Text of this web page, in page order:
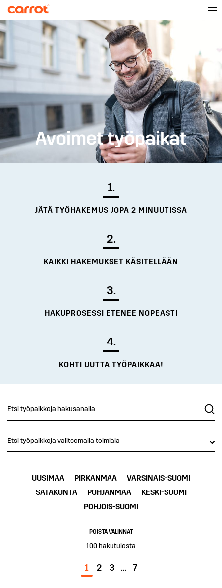
Avoimet työpaikat
1.
JÄTÄ TYÖHAKEMUS JOPA 2 MINUUTISSA
2.
KAIKKI HAKEMUKSET KÄSITELLÄÄN
3.
HAKUPROSESSI ETENEE NOPEASTI
4.
KOHTI UUTTA TYÖPAIKKAA!
Etsi työpaikkoja valitsemalla toimiala
UUSIMAA PIRKANMAA
VARSINAIS-SUOMI
SATAKUNTA
POHJANMAA
KESKI-SUOMI
POHJOIS-SUOMI
POISTA VALINNAT
100hakutulosta
1 2 3 … 7